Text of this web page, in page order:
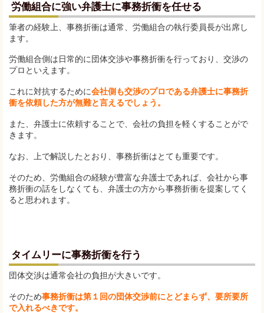
労働組合に強い弁護士に事務折衝を任せる
筆者の経験上、事務折衝は通常、労働組合の執行委員長が出席し
ます。
労働組合側は日常的に団体交渉や事務折衝を行っており、交渉の
プロといえます。
これに対抗するために会社側も交渉のプロである弁護士に事務折
衝を依頼した方が無難と言えるでしょう。
また、弁護士に依頼することで、会社の負担を軽くすることがで
きます。
なお、上で解説したとおり、事務折衝はとても重要です。
そのため、労働組合の経験が豊富な弁護士であれば、会社から事
務折衝の話をしなくても、弁護士の方から事務折衝を提案してく
ると思われます。
タイムリーに事務折衝を行う
団体交渉は通常会社の負担が大きいです。
そのため事務折衝は第１回の団体交渉前にとどまらず、要所要所
で入れるべきです。